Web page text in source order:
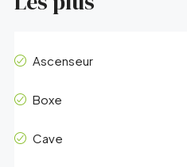
Ascenseur
Boxe
Cave